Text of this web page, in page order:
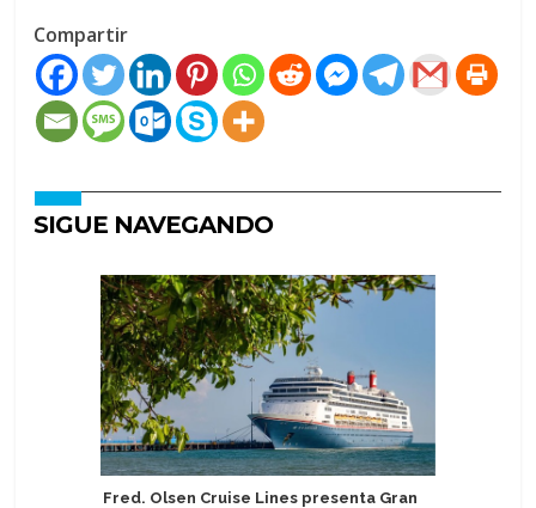
Compartir
SIGUE NAVEGANDO
Fred. Olsen Cruise Lines presenta Gran